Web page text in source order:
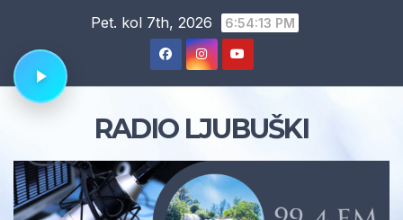
content
Pet. kol 7th, 2026 6:54:14 PM
RADIO LJUBUŠKI